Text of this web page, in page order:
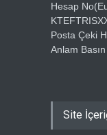
Hesap
Posta Çeki
Anlam
Site